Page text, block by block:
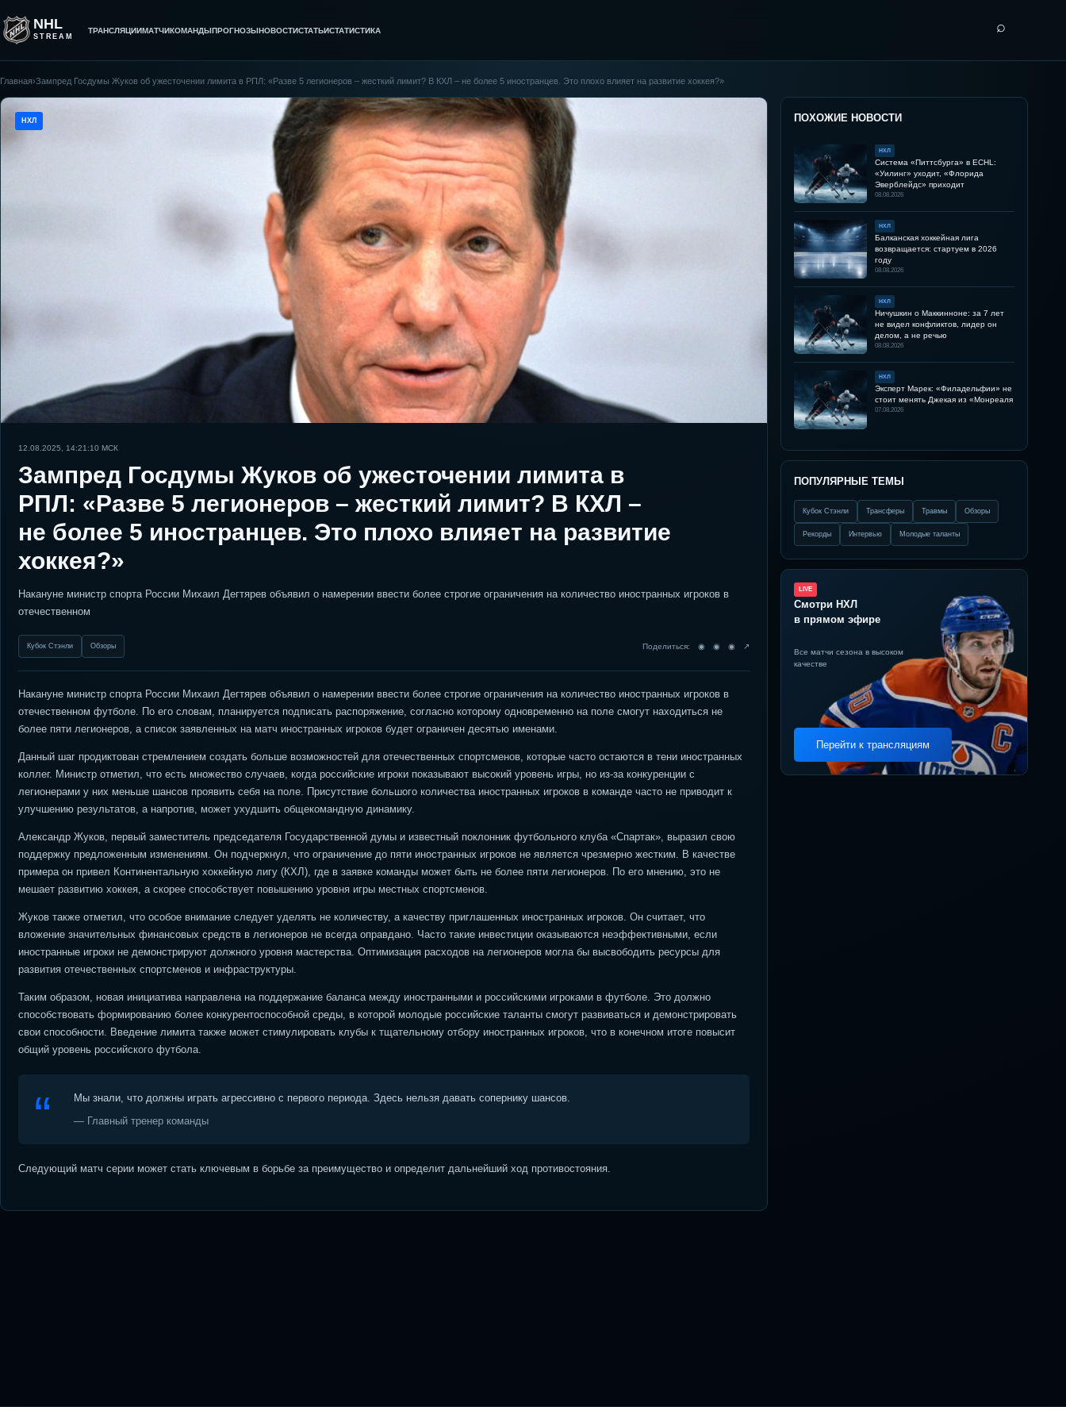
NHL
STREAM
ТРАНСЛЯЦИИМАТЧИКОМАНДЫПРОГНОЗЫНОВОСТИСТАТЬИСТАТИСТИКА ⌕
Главная›Зампред Госдумы Жуков об ужесточении лимита в РПЛ: «Разве 5 легионеров – жесткий лимит? В КХЛ – не более 5 иностранцев. Это плохо влияет на развитие хоккея?»
НХЛ
12.08.2025, 14:21:10 МСК
Зампред Госдумы Жуков об ужесточении лимита в
РПЛ: «Разве 5 легионеров – жесткий лимит? В КХЛ –
не более 5 иностранцев. Это плохо влияет на развитие
хоккея?»
Накануне министр спорта России Михаил Дегтярев объявил о намерении ввести более строгие ограничения на количество иностранных игроков в
отечественном
Кубок Стэнли Обзоры Поделиться: ◉ ◉ ◉ ↗
Накануне министр спорта России Михаил Дегтярев объявил о намерении ввести более строгие ограничения на количество иностранных игроков в
отечественном футболе. По его словам, планируется подписать распоряжение, согласно которому одновременно на поле смогут находиться не
более пяти легионеров, а список заявленных на матч иностранных игроков будет ограничен десятью именами.
Данный шаг продиктован стремлением создать больше возможностей для отечественных спортсменов, которые часто остаются в тени иностранных
коллег. Министр отметил, что есть множество случаев, когда российские игроки показывают высокий уровень игры, но из-за конкуренции с
легионерами у них меньше шансов проявить себя на поле. Присутствие большого количества иностранных игроков в команде часто не приводит к
улучшению результатов, а напротив, может ухудшить общекомандную динамику.
Александр Жуков, первый заместитель председателя Государственной думы и известный поклонник футбольного клуба «Спартак», выразил свою
поддержку предложенным изменениям. Он подчеркнул, что ограничение до пяти иностранных игроков не является чрезмерно жестким. В качестве
примера он привел Континентальную хоккейную лигу (КХЛ), где в заявке команды может быть не более пяти легионеров. По его мнению, это не
мешает развитию хоккея, а скорее способствует повышению уровня игры местных спортсменов.
Жуков также отметил, что особое внимание следует уделять не количеству, а качеству приглашенных иностранных игроков. Он считает, что
вложение значительных финансовых средств в легионеров не всегда оправдано. Часто такие инвестиции оказываются неэффективными, если
иностранные игроки не демонстрируют должного уровня мастерства. Оптимизация расходов на легионеров могла бы высвободить ресурсы для
развития отечественных спортсменов и инфраструктуры.
Таким образом, новая инициатива направлена на поддержание баланса между иностранными и российскими игроками в футболе. Это должно
способствовать формированию более конкурентоспособной среды, в которой молодые российские таланты смогут развиваться и демонстрировать
свои способности. Введение лимита также может стимулировать клубы к тщательному отбору иностранных игроков, что в конечном итоге повысит
общий уровень российского футбола.
Мы знали, что должны играть агрессивно с первого периода. Здесь нельзя давать сопернику шансов.
— Главный тренер команды
Следующий матч серии может стать ключевым в борьбе за преимущество и определит дальнейший ход противостояния.
ПОХОЖИЕ НОВОСТИ
НХЛ
Система «Питтсбурга» в ECHL:
«Уилинг» уходит, «Флорида
Эверблейдс» приходит
08.08.2026
НХЛ
Балканская хоккейная лига
возвращается: стартуем в 2026
году
08.08.2026
НХЛ
Ничушкин о Маккинноне: за 7 лет
не видел конфликтов, лидер он
делом, а не речью
08.08.2026
НХЛ
Эксперт Марек: «Филадельфии» не
стоит менять Джекая из «Монреаля
07.08.2026
ПОПУЛЯРНЫЕ ТЕМЫ
Кубок Стэнли Трансферы Травмы Обзоры
Рекорды Интервью Молодые таланты
LIVE
Смотри НХЛ
в прямом эфире
Все матчи сезона в высоком
качестве
Перейти к трансляциям